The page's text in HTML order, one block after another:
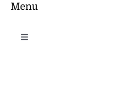
Menu
Toggle